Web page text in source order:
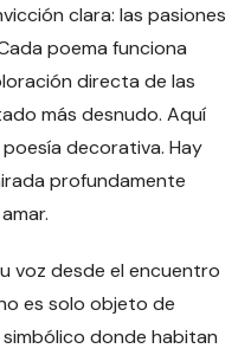
clara: las pasiones
poema funciona
directa de las
más desnudo. Aquí
decorativa. Hay
profundamente
voz desde el encuentro
es solo objeto de
donde habitan